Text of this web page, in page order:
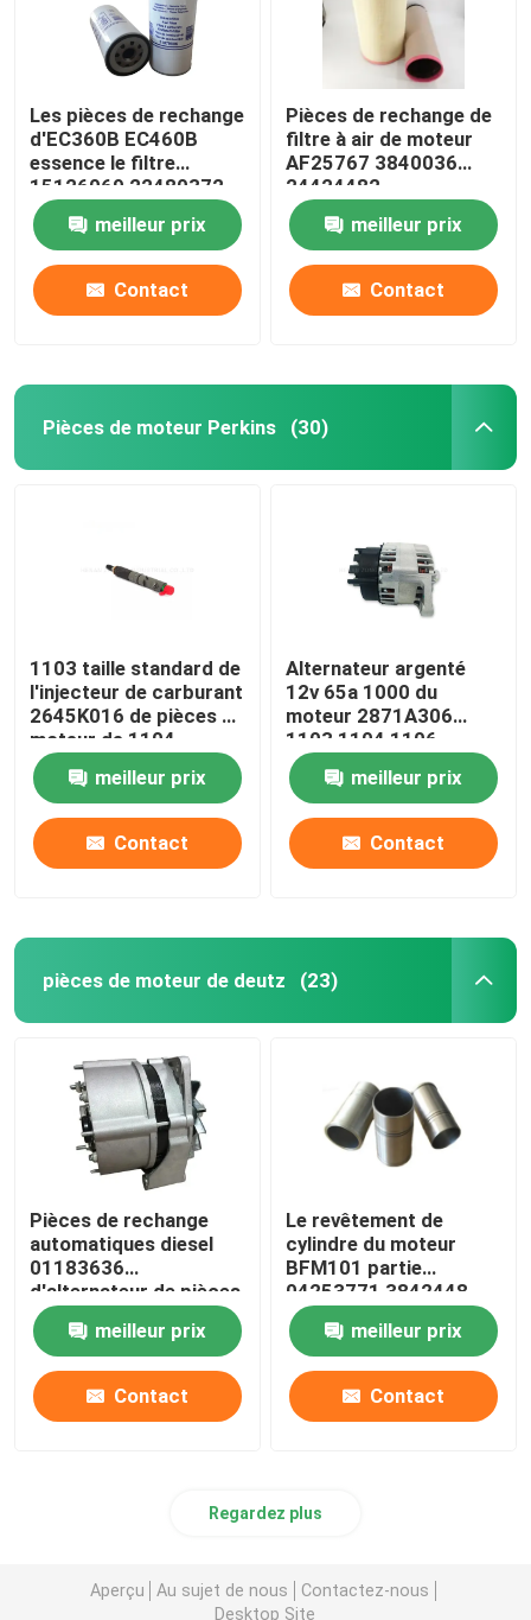
Les pièces de rechange
d'EC360B EC460B
essence le filtre
15126069 22480372
meilleur prix
Contact
Pièces de rechange de
filtre à air de moteur
AF25767 3840036
24424482
meilleur prix
Contact
Pièces de moteur Perkins (30)
1103 taille standard de
l'injecteur de carburant
2645K016 de pièces de
moteur de 1104
Perkins
meilleur prix
Contact
Alternateur argenté
12v 65a 1000 du
moteur 2871A306
1103 1104 1106
meilleur prix
Contact
pièces de moteur de deutz (23)
Pièces de rechange
automatiques diesel
01183636
d'alternateur de pièces
de moteur de FL413
Deutz meilleur prix
Contact
Le revêtement de
cylindre du moteur
BFM101 partie
04253771 3842448
04253772
meilleur prix
Contact
Regardez plus
Aperçu Au sujet de nous
Contactez-nous
Desktop Site